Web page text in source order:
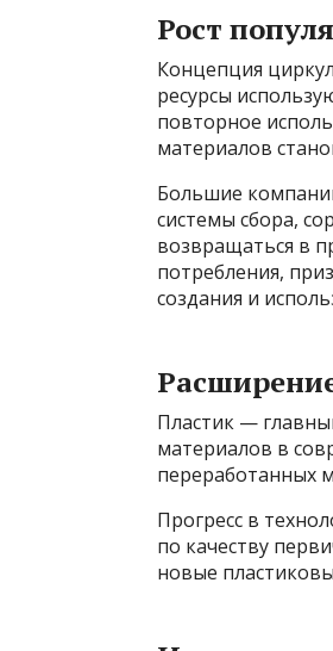
Рост
Концепция
ресурсы
повторное
материалов
Большие
системы сбора,
возвращаться в
потребления,
создания и
Пластик —
материалов в
переработанных
Прогресс в
по качеству
новые